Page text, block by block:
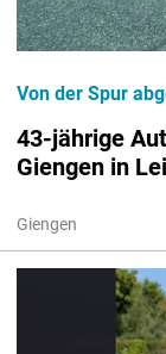
43-jährige
Giengen in
Giengen
Von der Spur